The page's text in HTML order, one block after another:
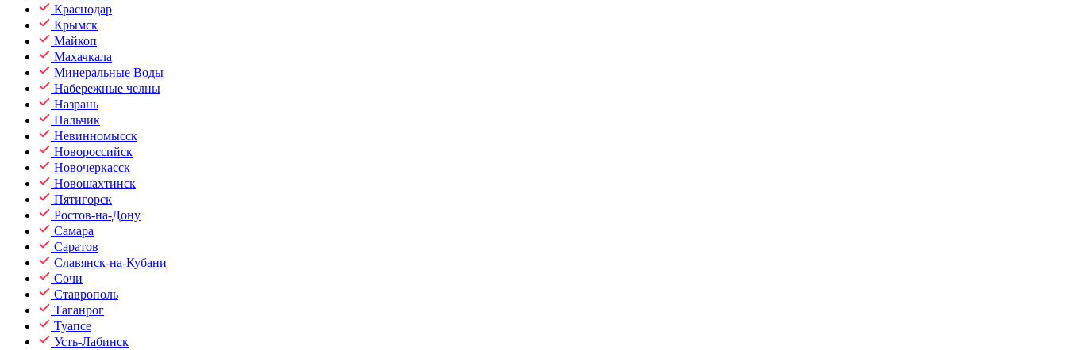
Краснодар
Крымск
Майкоп
Махачкала
Минеральные Воды
Набережные челны
Назрань
Нальчик
Невинномысск
Новороссийск
Новочеркасск
Новошахтинск
Пятигорск
Ростов-на-Дону
Самара
Саратов
Славянск-на-Кубани
Сочи
Ставрополь
Таганрог
Туапсе
Усть-Лабинск